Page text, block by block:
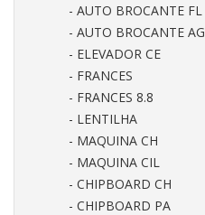
- AUTO BROCANTE FL
- AUTO BROCANTE AG
- ELEVADOR CE
- FRANCES
- FRANCES 8.8
- LENTILHA
- MAQUINA CH
- MAQUINA CIL
- CHIPBOARD CH
- CHIPBOARD PA